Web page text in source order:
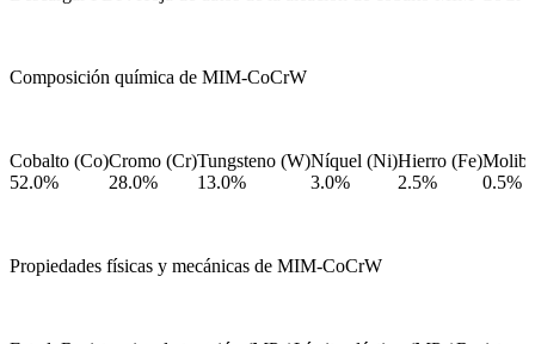
Composición química de MIM-CoCrW
Cobalto (Co)Cromo (Cr)Tungsteno (W)Níquel (Ni)Hierro (Fe)
52.0%
28.0% 13.0% 3.0% 2.5% 0.5%
Propiedades físicas y mecánicas de MIM-CoCrW